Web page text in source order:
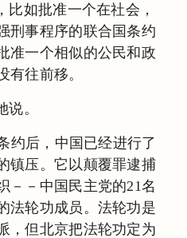
比如批准一个在社会，
刑事程序的联合国条约
准一个相似的公民和政
有往前移。
。
约后，中国已经进行了
镇压。它以颠覆罪逮捕
－－中国民主党的21名
法轮功成员。法轮功是
，但北京把法轮功定为